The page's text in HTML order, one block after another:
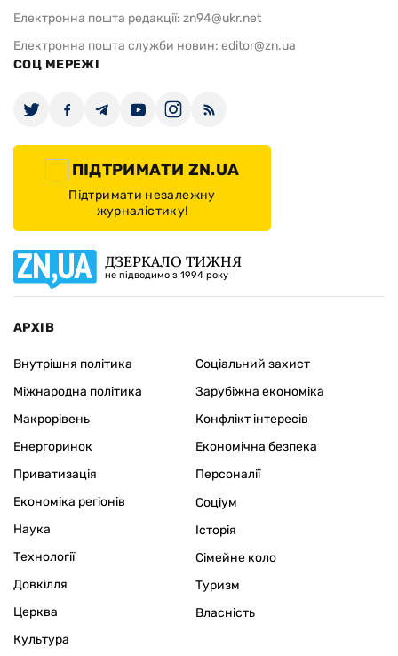
Електронна пошта редакції: zn94@ukr.net
Електронна пошта служби новин: editor@zn.ua
СОЦ МЕРЕЖІ
ПІДТРИМАТИ ZN.UA
Підтримати незалежну
журналістику!
ДЗЕРКАЛО ТИЖНЯ
не підводимо з 1994 року
АРХІВ
Внутрішня політика
Міжнародна політика
Макрорівень
Енергоринок
Приватизація
Економіка регіонів
Соціальний захист
Зарубіжна економіка
Конфлікт інтересів
Економічна безпека
Персоналії
Наука
Технології
Довкілля
Церква
Культура
Соціум
Історія
Сімейне коло
Туризм
Власність